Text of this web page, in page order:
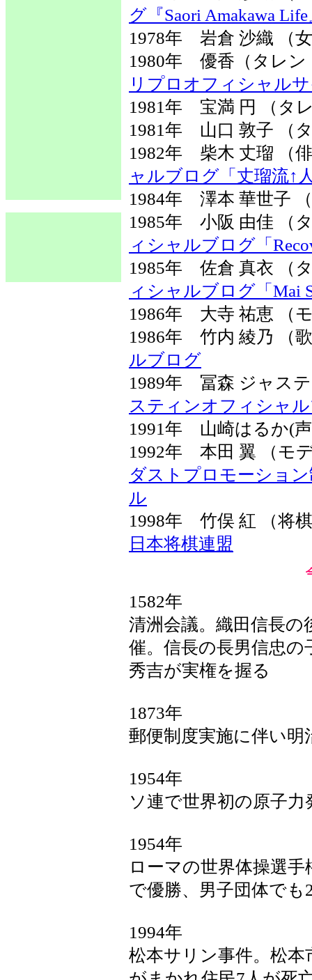
グ『Saori Amakawa
1978年 岩倉 沙織 （
1980年 優香（タ
リプロオフィシャル
1981年 宝満 円 （
1981年 山口 敦子 （
1982年 柴木 丈瑠
ャルブログ「丈瑠流↑
1984年 澤本 華世子
1985年 小阪 由佳
ィシャルブログ「
1985年 佐倉 真衣
ィシャルブログ「Mai
1986年 大寺 祐恵 （
1986年 竹内 綾乃
ルブログ
1989年 冨森 ジャ
スティンオフィシャ
1991年 山崎はる
1992年 本田 翼 （
ダストプロモーショ
ル
1998年 竹俣 紅 （
日本将棋連盟
1582年
清洲会議。織田信長
催。信長の長男信忠の
秀吉が実権を握る
1873年
郵便制度実施に伴い明
1954年
ソ連で世界初の原子
1954年
ローマの世界体操選
で優勝、男子団体で
1994年
松本サリン事件。松